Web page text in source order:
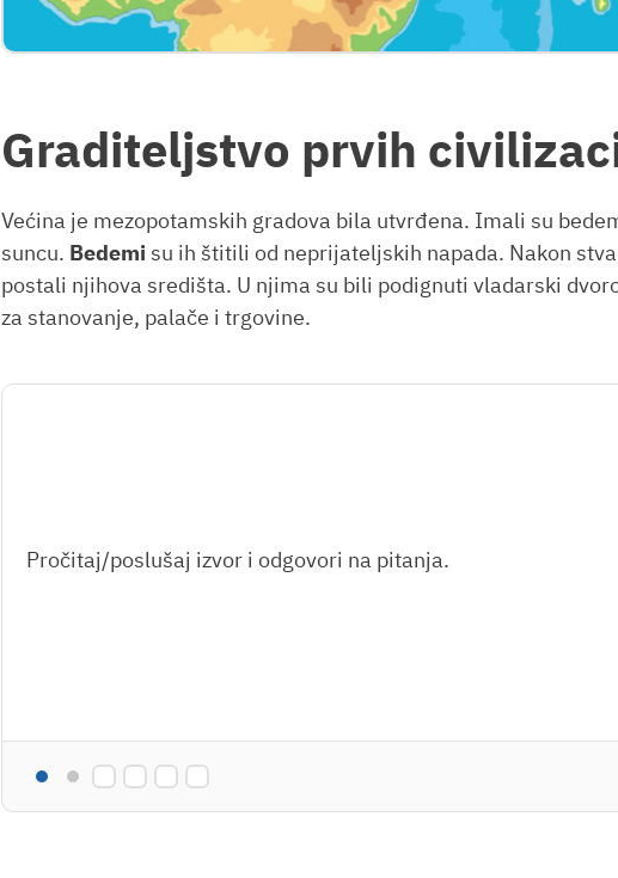
Graditeljstvo prvih
Većina je mezopotamskih gradova bila utvrđena. Imali su
suncu. Bedemi su ih štitili od neprijateljskih napada. Nakon
postali njihova središta. U njima su bili podignuti vladarski
za stanovanje, palače i trgovine.
Pročitaj/poslušaj izvor i odgovori na pitanja.